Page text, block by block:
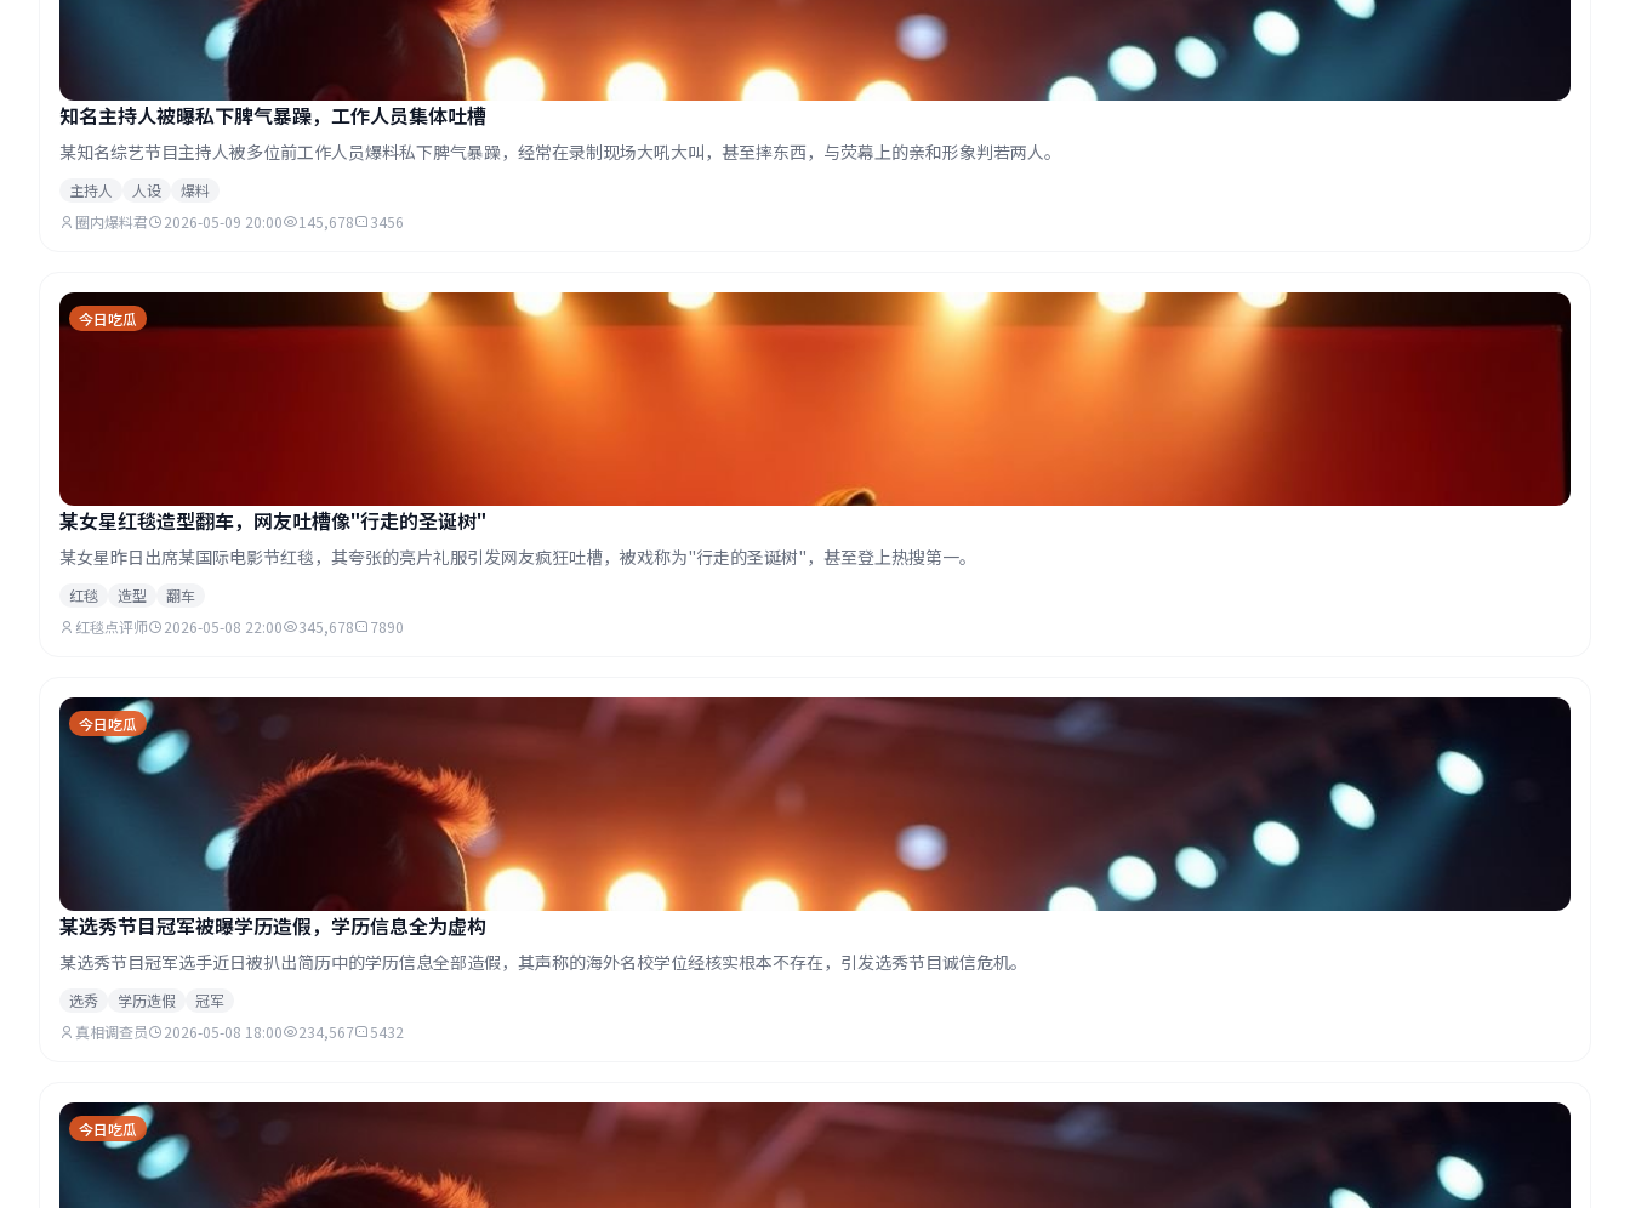
知名主持人被曝私下脾气暴躁，工作人员集体吐槽
某知名综艺节目主持人被多位前工作人员爆料私下脾气暴躁，经常在录制现场大吼大叫，甚至摔东西，与荧幕上的亲和形象判若两人。
主持人 人设
爆料
圈内爆料君
2026-05-09 20:00 145,678 3456
今日吃瓜
某女星红毯造型翻车，网友吐槽像"行走的圣诞树"
某女星昨日出席某国际电影节红毯，其夸张的亮片礼服引发网友疯狂吐槽，被戏称为"行走的圣诞树"，甚至登上热搜第一。
红毯 造型
翻车
红毯点评师
2026-05-08 22:00 345,678 7890
今日吃瓜
某选秀节目冠军被曝学历造假，学历信息全为虚构
某选秀节目冠军选手近日被扒出简历中的学历信息全部造假，其声称的海外名校学位经核实根本不存在，引发选秀节目诚信危机。
选秀 学历造假
冠军
真相调查员
2026-05-08 18:00 234,567 5432
今日吃瓜